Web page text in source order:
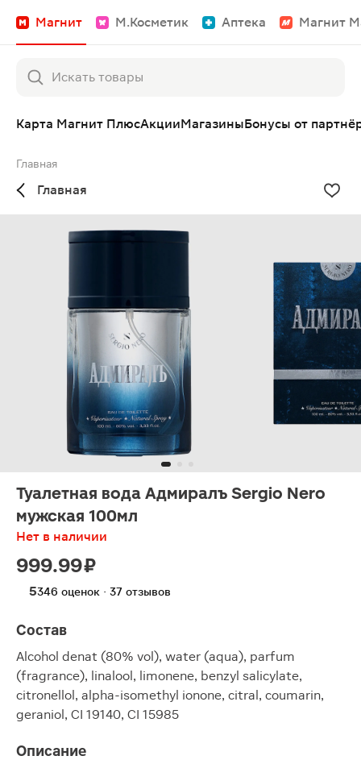
Магнит М.Косметик Аптека Магнит
Карта Магнит ПлюсАкцииМагазиныБонусы от
Главная
Главная
Туалетная вода Адмиралъ Sergio Nero
мужская 100мл
Нет в наличии
999.99 ₽
5346 оценок · 37 отзывов
Состав
Alcohol denat (80% vol), water (aqua), parfum
(fragrance), linalool, limonene, benzyl salicylate,
citronellol, alpha-isomethyl ionone, citral, coumarin,
geraniol, CI 19140, CI 15985
Описание